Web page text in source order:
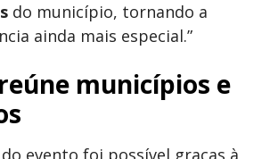
do município, tornando a
ainda mais especial.”
municípios e